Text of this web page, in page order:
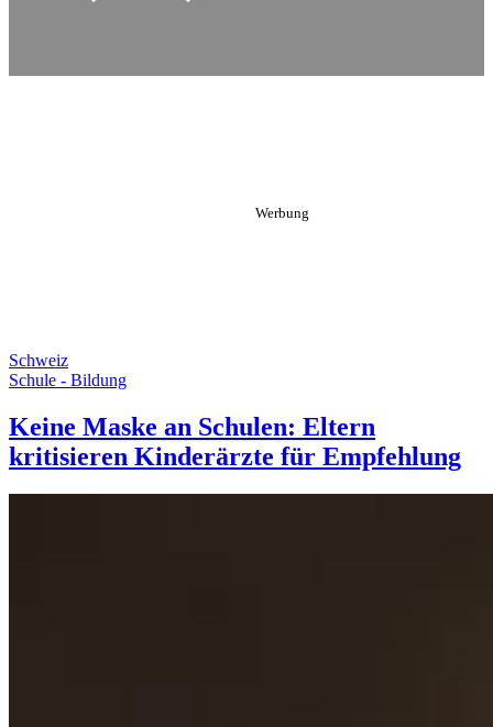
Schweiz
Schule - Bildung
Keine Maske an Schulen: Eltern
kritisieren Kinderärzte für Empfehlung